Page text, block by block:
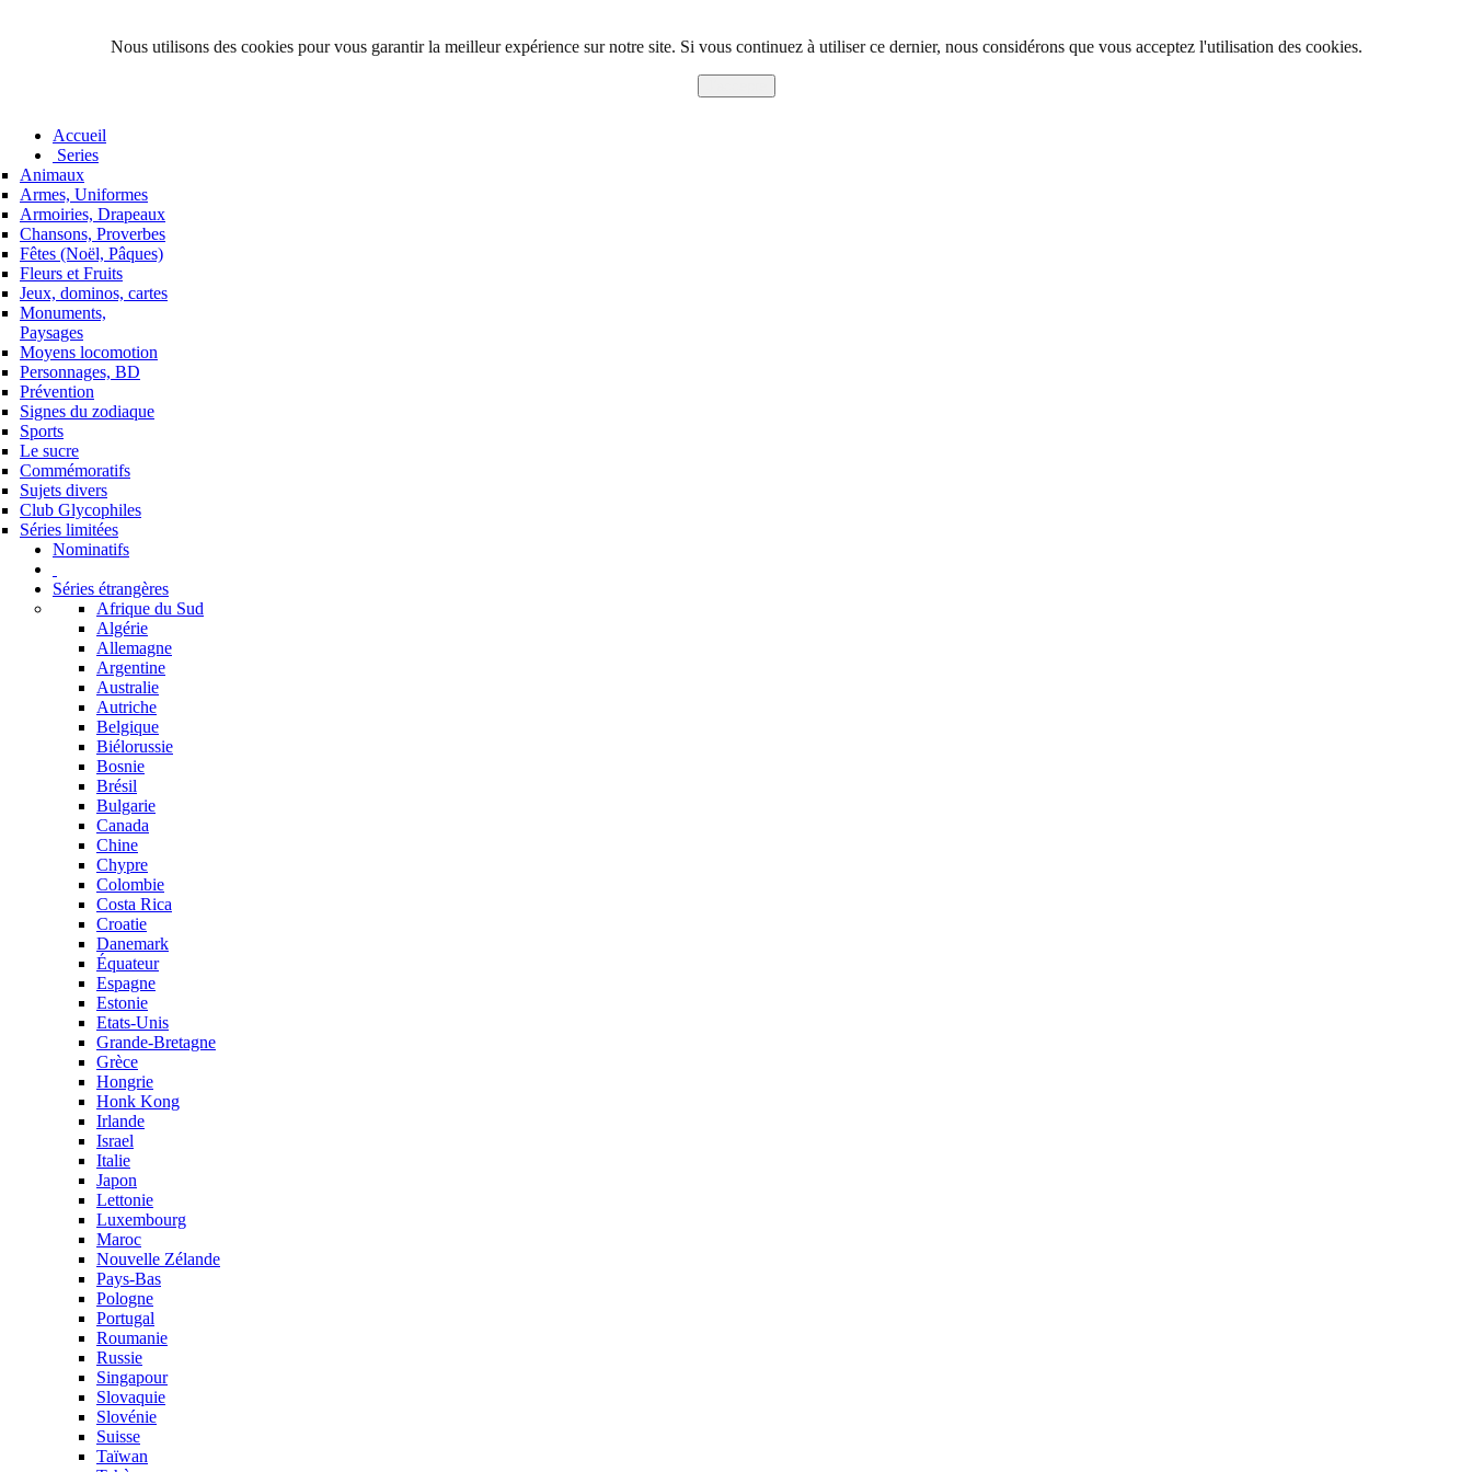
Nous utilisons des cookies pour vous garantir la meilleur expérience sur notre site. Si vous continuez à utiliser ce dernier, nous considérons que vous acceptez l'utilisation des cookies.
Accueil
Series
Animaux
Armes, Uniformes
Armoiries, Drapeaux
Chansons, Proverbes
Fêtes (Noël, Pâques)
Fleurs et Fruits
Jeux, dominos, cartes
Monuments,
Paysages
Moyens locomotion
Personnages, BD
Prévention
Signes du zodiaque
Sports
Le sucre
Commémoratifs
Sujets divers
Club Glycophiles
Séries limitées
Nominatifs
Séries étrangères
Afrique du Sud
Algérie
Allemagne
Argentine
Australie
Autriche
Belgique
Biélorussie
Bosnie
Brésil
Bulgarie
Canada
Chine
Chypre
Colombie
Costa Rica
Croatie
Danemark
Équateur
Espagne
Estonie
Etats-Unis
Grande-Bretagne
Grèce
Hongrie
Honk Kong
Irlande
Israel
Italie
Japon
Lettonie
Luxembourg
Maroc
Nouvelle Zélande
Pays-Bas
Pologne
Portugal
Roumanie
Russie
Singapour
Slovaquie
Slovénie
Suisse
Taïwan